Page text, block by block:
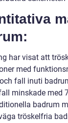
har visat att
med
fall inuti
minskade med
badrum
tröskelfria